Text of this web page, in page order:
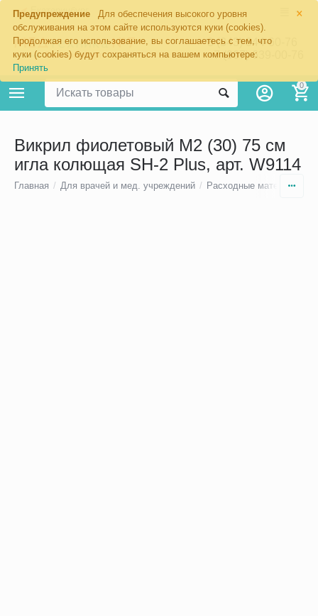
×
Предупреждение
Для обеспечения высокого уровня
обслуживания на этом сайте используются куки (cookies).
Продолжая его использование, вы соглашаетесь с тем, что
куки (cookies) будут сохраняться на вашем компьютере:
Принять
Екатеринбург
8 (343) 344-60-76
+7 (967) 639-00-76
0
Викрил фиолетовый M2 (30) 75 см
игла колющая SH-2 Plus, арт. W9114
Главная / Для врачей и мед. учреждений / Расходные материалы